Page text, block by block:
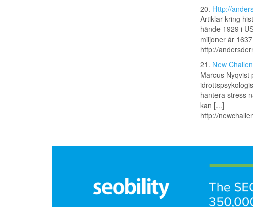
20. Http://
Artiklar kring
hände 1929 i
miljoner år
http://
21. New
Marcus Nyqvist
hantera stress
kan [...]
http://